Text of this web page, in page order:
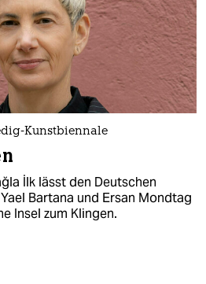
Kunstbiennale
İlk lässt den Deutschen
Bartana und Ersan Mondtag
Insel zum Klingen.